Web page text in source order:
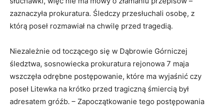
zaznaczyła prokuratura. Śledczy przesłuchali osobę, z
którą poseł rozmawiał na chwilę przed tragedią.
Niezależnie od toczącego się w Dąbrowie Górniczej
śledztwa, sosnowiecka prokuratura rejonowa 7 maja
wszczęła odrębne postępowanie, które ma wyjaśnić czy
poseł Litewka na krótko przed tragiczną śmiercią był
adresatem gróźb. – Zapoczątkowanie tego postępowania